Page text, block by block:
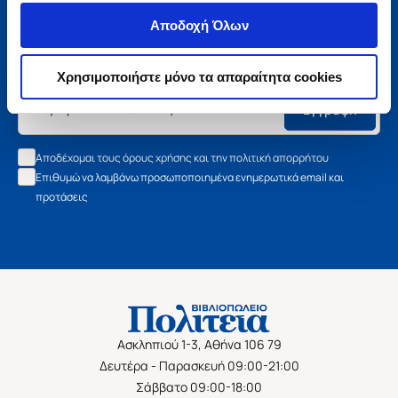
Αποδοχή Όλων
Χρησιμοποιήστε μόνο τα απαραίτητα cookies
Μάθετε τα νέα της Πολιτείας
Εγγραφείτε στο newsletter μας και μάθετε πρώτοι όλα τα
νέα βιβλία, τις εξαιρετικές τιμές και τις εκδηλώσεις μας.
Εγγραφή
Αποδέχομαι τους όρους χρήσης και την πολιτική απορρήτου
Επιθυμώ να λαμβάνω προσωποποιημένα ενημερωτικά email και
προτάσεις
Ασκληπιού 1-3, Αθήνα 106 79
Δευτέρα - Παρασκευή 09:00-21:00
Σάββατο 09:00-18:00